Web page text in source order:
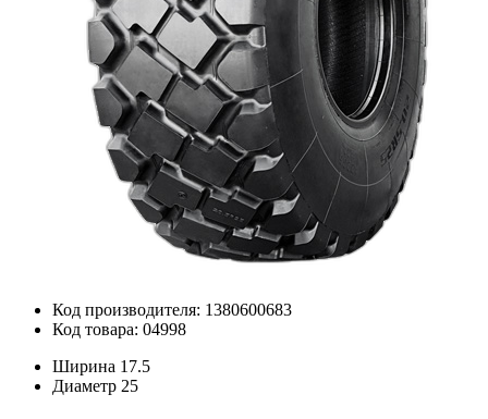
Код производителя: 1380600683
Код товара: 04998
Ширина 17.5
Диаметр 25